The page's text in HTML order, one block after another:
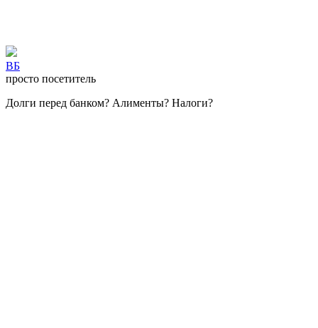
ВБ
просто посетитель
Долги перед банком? Алименты? Налоги?